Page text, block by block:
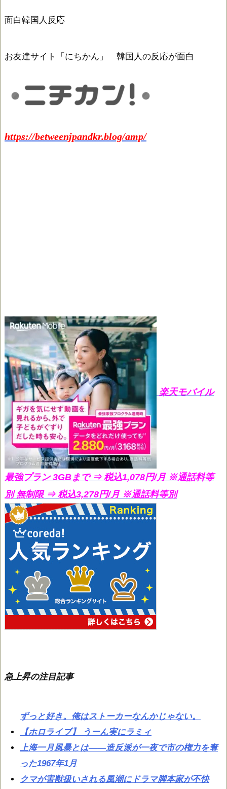
面白韓国人反応
お友達サイト「にちかん」 韓国人の反応が面白
https://betweenjpandkr.blog/amp/
楽天モバイル
最強プラン 3GBまで ⇒ 税込1,078円/月 ※通話料等
別 無制限 ⇒ 税込3,278円/月 ※通話料等別
急上昇の注目記事
ずっと好き。俺はストーカーなんかじゃない。
【ホロライブ】 うーん実にラミィ
上海一月風暴とは——造反派が一夜で市の権力を奪
った1967年1月
クマが害獣扱いされる風潮にドラマ脚本家が不快